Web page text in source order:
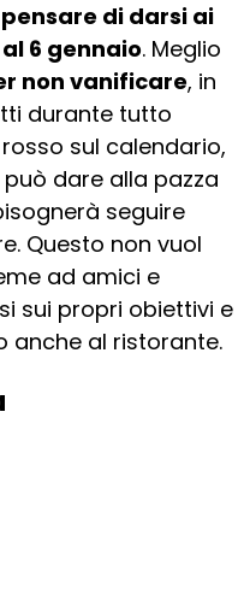
di darsi ai
6 gennaio. Meglio
non vanificare, in
durante tutto
sul calendario,
può dare alla pazza
seguire
Questo non vuol
ad amici e
sui propri obiettivi e
anche al ristorante.